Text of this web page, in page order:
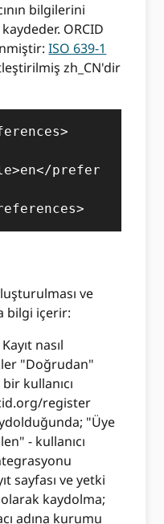
bilgilerini
ORCID
ISO 639-1
zh_CN'dir
prefer
ve
bilgi içerir:
Kayıt nasıl
"Doğrudan"
kullanıcı
register
"Üye
- kullanıcı
sayfası ve yetki
kaydolma;
adına kurumu